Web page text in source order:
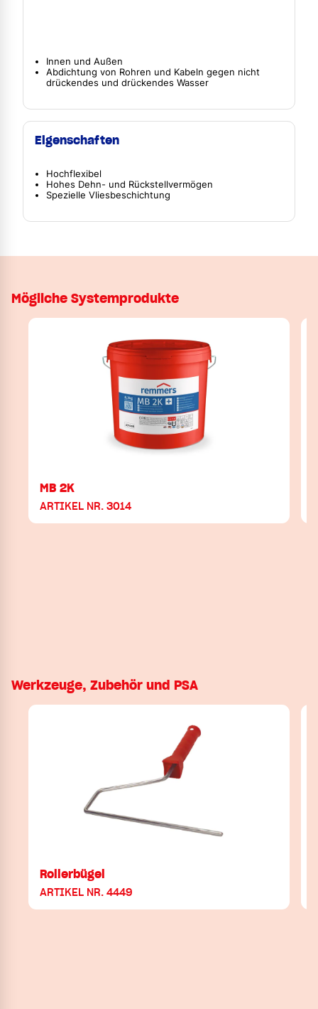
Innen und Außen
Abdichtung von Rohren und Kabeln gegen nicht
drückendes und drückendes Wasser
Eigenschaften
Hochflexibel
Hohes Dehn- und Rückstellvermögen
Spezielle Vliesbeschichtung
Mögliche Systemprodukte
MB 2K
ARTIKEL NR. 3014
Werkzeuge, Zubehör und PSA
Rollerbügel
ARTIKEL NR. 4449